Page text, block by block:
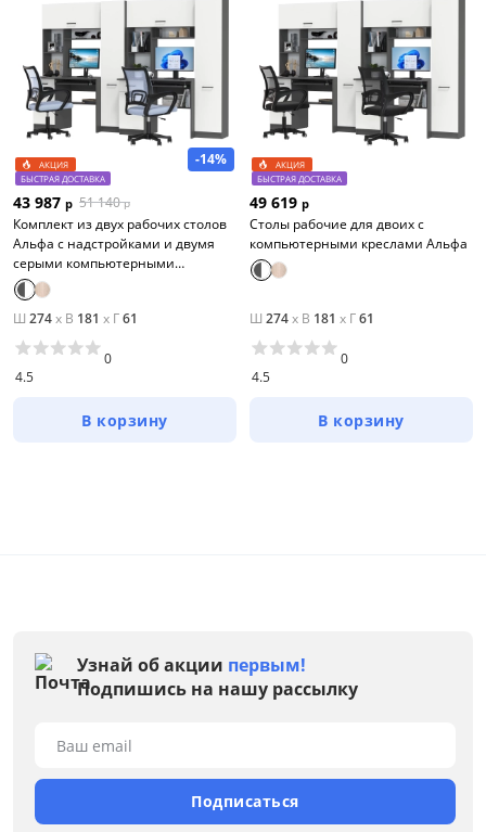
Цена
Коричневый
Размер
Ширина, см
-14%
АКЦИЯ
БЫСТРАЯ ДОСТАВКА
43 987 р 51 140 р
Комплект из двух рабочих столов
Альфа с надстройками и двумя
серыми компьютерными
креслами
Ш 274x В 181 x Г61
4.5
0
В корзину
АКЦИЯ
БЫСТРАЯ ДОСТАВКА
49 619 р
Столы рабочие для двоих с
компьютерными креслами Aльфа
Ш 274x В 181 x Г61
4.5
0
В корзину
Узнай об акции первым!
Подпишись на нашу рассылку
Ваш email
Подписаться